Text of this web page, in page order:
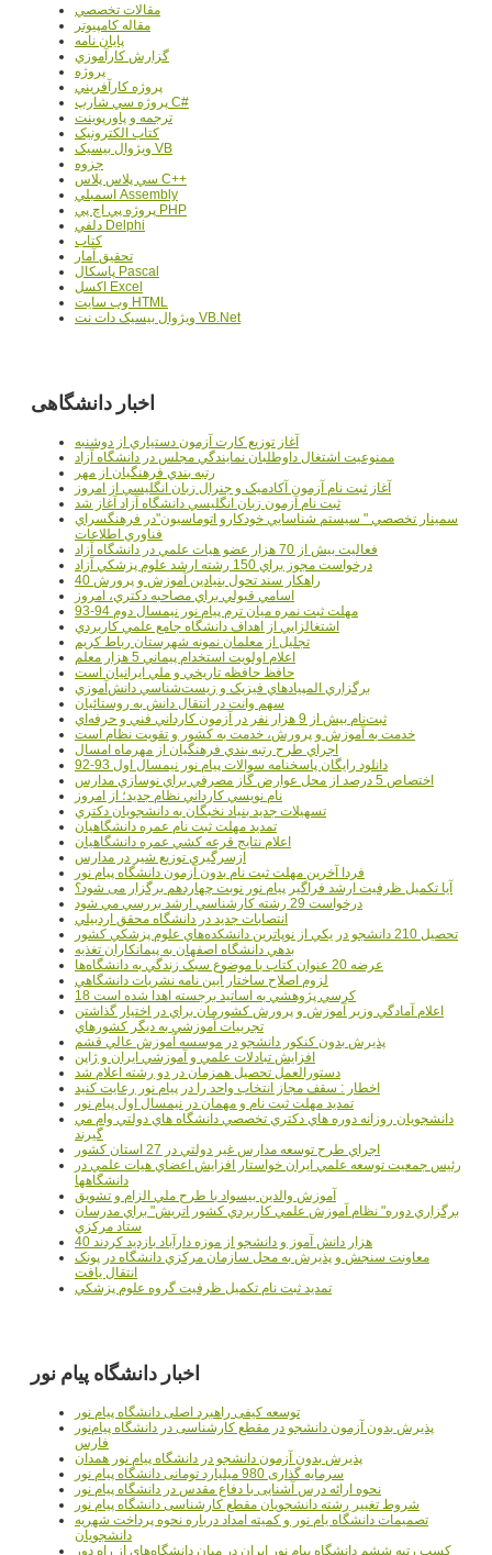
مقالات تخصصي
مقاله کامپیوتر
پایان نامه
گزارش کارآموزي
پروژه
پروژه کارآفريني
پروژه سي شارپ C#
ترجمه و پاورپوينت
کتاب الکترونيک
ويژوال بيسيک VB
جزوه
سي پلاس پلاس C++
اسمبلي Assembly
پروژه پي اچ پي PHP
دلفي Delphi
کتاب
تحقيق آمار
پاسکال Pascal
اکسل Excel
وب سايت HTML
ويژوال بيسيک دات نت VB.Net
اخبار دانشگاهی
آغاز توزيع کارت آزمون دستياري از دوشنبه
ممنوعيت اشتغال داوطلبان نمايندگي مجلس در دانشگاه آزاد
رتبه بندي فرهنگيان از مهر
آغاز ثبت نام آزمون آکادميک و جنرال زبان انگليسي از امروز
ثبت نام آزمون زبان انگليسي دانشگاه آزاد آغاز شد
سمينار تخصصي " سيستم شناسايي خودکارو اتوماسيون"در فرهنگسراي
فناوري اطلاعات
فعاليت بيش از 70 هزار عضو هيات علمي در دانشگاه آزاد
درخواست مجوز براي 150 رشته ارشد علوم پزشکي آزاد
40 راهکار سند تحول بنيادين آموزش و پرورش
اسامي قبولي براي مصاحبه دکتري، امروز
مهلت ثبت نمره میان ترم پیام نور نیمسال دوم 94-93
اشتغالزايي از اهداف دانشگاه جامع علمي کاربردي
تجليل از معلمان نمونه شهرستان رباط کريم
اعلام اولويت استخدام پيماني 5 هزار معلم
حافظ حافظه تاريخي و ملي ايرانيان است
برگزاري المپيادهاي فيزيک و زيست‌شناسي دانش‌آموزي
سهم وانت در انتقال دانش به روستائيان
ثبت‌نام بيش از 9 هزار نفر در آزمون کارداني فني و حرفه‌اي
خدمت به آموزش و پرورش، خدمت به کشور و تقويت نظام است
اجراي طرح رتبه بندي فرهنگيان از مهرماه امسال
دانلود رایگان پاسخنامه سوالات پیام نور نیمسال اول 93-92
اختصاص 5 درصد از محل عوارض گاز مصرفي براي نوسازي مدارس
نام نويسي کارداني نظام جديد؛ از امروز
تسهيلات جديد بنياد نخبگان به دانشجويان دکتري
تمديد مهلت ثبت نام عمره دانشگاهيان
اعلام نتايج قرعه کشي عمره دانشگاهيان
ازسرگيري توزيع شير در مدارس
فردا آخرین مهلت ثبت نام بدون آزمون دانشگاه پیام نور
آیا تکمیل ظرفیت ارشد فراگیر پیام نور نوبت چهاردهم برگزار می شود؟
درخواست 29 رشته کارشناسي ارشد بررسي مي شود
انتصابات جديد در دانشگاه محقق اردبيلي
تحصيل 210 دانشجو در يکي از نوپاترين دانشکده‌هاي علوم پزشکي کشور
بدهي دانشگاه اصفهان به پيمانکاران تغذيه
عرضه 20 عنوان کتاب با موضوع سبک زندگي به دانشگاه‌ها
لزوم اصلاح ساختار آيين نامه نشريات دانشگاهي
18 کرسي پژوهشي به اساتيد برجسته اهدا شده است
اعلام آمادگي وزير آموزش و پرورش کشورمان براي در اختيار گذاشتن
تجربيات آموزشي به ديگر کشورهاي
پذيرش بدون کنکور دانشجو در موسسه آموزش عالي قشم
افزايش تبادلات علمي و آموزشي ايران و ژاپن
دستورالعمل تحصیل همزمان در دو رشته اعلام شد
اخطار : سقف مجاز انتخاب واحد را در پیام نور رعایت کنید
تمدید مهلت ثبت نام و مهمان در نیمسال اول پیام نور
دانشجويان روزانه دوره هاي دكتري تخصصي دانشگاه هاي دولتي وام مي
گيرند
اجراي طرح توسعه مدارس غير دولتي در 27 استان کشور
رئيس جمعيت توسعه علمي ايران خواستار افزايش اعضاي هيات علمي در
دانشگاهها
آموزش والدين بيسواد با طرح ملي الزام و تشويق
برگزاري دوره" نظام آموزش علمي كاربردي كشور اتريش" براي مدرسان
ستاد مرکزي
40 هزار دانش آموز و دانشجو از موزه دارآباد بازديد کردند
معاونت سنجش و پذيرش به محل سازمان مرکزي دانشگاه در پونک
انتقال يافت
تمديد ثبت نام تکميل ظرفيت گروه علوم پزشکي
اخبار دانشگاه پیام نور
توسعه کیفی راهبرد اصلی دانشگاه پیام نور
پذیرش بدون آزمون دانشجو در مقطع کارشناسی در دانشگاه پیام‌نور
فارس
پذیرش بدون آزمون دانشجو در دانشگاه پیام نور همدان
سرمایه گذاری 980 میلیارد تومانی دانشگاه پیام نور
نحوه ارائه درس آشنایی با دفاع مقدس در دانشگاه پیام نور
شروط تغییر رشته دانشجویان مقطع کارشناسی دانشگاه پیام نور
تصمیمات دانشگاه یام نور و کمیته امداد درباره نحوه پرداخت شهریه
دانشجویان
کسب رتبه ششم دانشگاه پیام نور ایران در میان دانشگاه‌های از راه دور